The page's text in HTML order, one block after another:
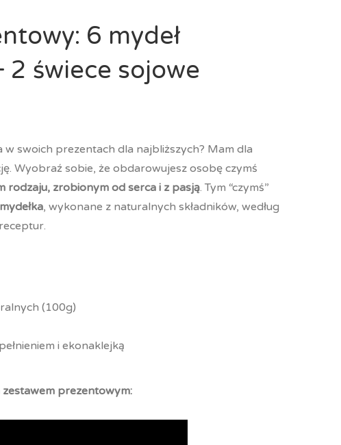
6 mydeł
2 świece sojowe
w swoich prezentach dla najbliższych? Mam dla
Wyobraź sobie, że obdarowujesz osobę czymś
rodzaju, zrobionym od serca i z pasją. Tym “czymś”
, wykonane z naturalnych składników, według
(100g)
i ekonaklejką
prezentowym: